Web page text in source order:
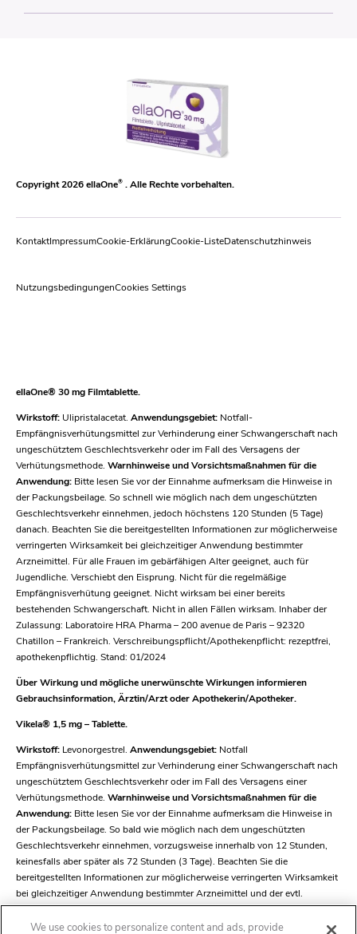
Copyright 2026 ellaOne® . Alle Rechte vorbehalten.
KontaktImpressumCookie-ErklärungCookie-ListeDatenschutzhinweis
NutzungsbedingungenCookies Settings
ellaOne® 30 mg Filmtablette.
Wirkstoff: Ulipristalacetat. Anwendungsgebiet: Notfall-
Empfängnisverhütungsmittel zur Verhinderung einer Schwangerschaft nach
ungeschütztem Geschlechtsverkehr oder im Fall des Versagens der
Verhütungsmethode. Warnhinweise und Vorsichtsmaßnahmen für die
Anwendung: Bitte lesen Sie vor der Einnahme aufmerksam die Hinweise in
der Packungsbeilage. So schnell wie möglich nach dem ungeschützten
Geschlechtsverkehr einnehmen, jedoch höchstens 120 Stunden (5 Tage)
danach. Beachten Sie die bereitgestellten Informationen zur möglicherweise
verringerten Wirksamkeit bei gleichzeitiger Anwendung bestimmter
Arzneimittel. Für alle Frauen im gebärfähigen Alter geeignet, auch für
Jugendliche. Verschiebt den Eisprung. Nicht für die regelmäßige
Empfängnisverhütung geeignet. Nicht wirksam bei einer bereits
bestehenden Schwangerschaft. Nicht in allen Fällen wirksam. Inhaber der
Zulassung: Laboratoire HRA Pharma – 200 avenue de Paris – 92320
Chatillon – Frankreich. Verschreibungspflicht/Apothekenpflicht: rezeptfrei,
apothekenpflichtig. Stand: 01/2024
Über Wirkung und mögliche unerwünschte Wirkungen informieren
Gebrauchsinformation, Ärztin/Arzt oder Apothekerin/Apotheker.
Vikela® 1,5 mg – Tablette.
Wirkstoff: Levonorgestrel. Anwendungsgebiet: Notfall
Empfängnisverhütungsmittel zur Verhinderung einer Schwangerschaft nach
ungeschütztem Geschlechtsverkehr oder im Fall des Versagens einer
Verhütungsmethode. Warnhinweise und Vorsichtsmaßnahmen für die
Anwendung: Bitte lesen Sie vor der Einnahme aufmerksam die Hinweise in
der Packungsbeilage. So bald wie möglich nach dem ungeschützten
Geschlechtsverkehr einnehmen, vorzugsweise innerhalb von 12 Stunden,
keinesfalls aber später als 72 Stunden (3 Tage). Beachten Sie die
bereitgestellten Informationen zur möglicherweise verringerten Wirksamkeit
bei gleichzeitiger Anwendung bestimmter Arzneimittel und der evtl.
erforderlichen Dosisanpassung. Für alle Frauen im gebärfähigen Alter
geeignet, auch für Jugendliche. Verschiebt den Eisprung. Nicht für die
We use cookies to personalize content and ads, provide